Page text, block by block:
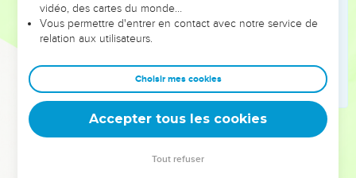
l'Éternel, parce qu'on posait les fondements de la maison de
l'Éternel.
12
chefs de famille âgés, qui avaient vu la première maison,
pleuraient à grand bruit pendant qu'on posait sous leurs yeux
les fondements de cette maison. Beaucoup d'autres faisaient
éclater leur joie par des cris,
en sorte qu'on ne pouvait distinguer le bruit des cris de
vidéo, des cartes du monde…
Vous permettre d'entrer en contact avec notre service de
relation aux utilisateurs.
Choisir mes cookies
Accepter tous les cookies
Tout refuser